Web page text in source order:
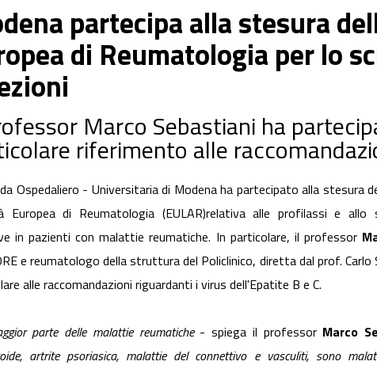
partecipa alla stesura
di Reumatologia per lo
Marco Sebastiani ha
riferimento alle
Ospedaliero - Universitaria di Modena ha partecipato alla stesura
Europea di Reumatologia (EULAR)relativa alle profilassi e allo
in pazienti con malattie reumatiche. In particolare, il professor
e reumatologo della struttura del Policlinico, diretta dal prof. Carlo
alle raccomandazioni riguardanti i virus dell'Epatite B e C.
parte delle malattie reumatiche - spiega il professor Marco
artrite psoriasica, malattie del connettivo e vasculiti, sono